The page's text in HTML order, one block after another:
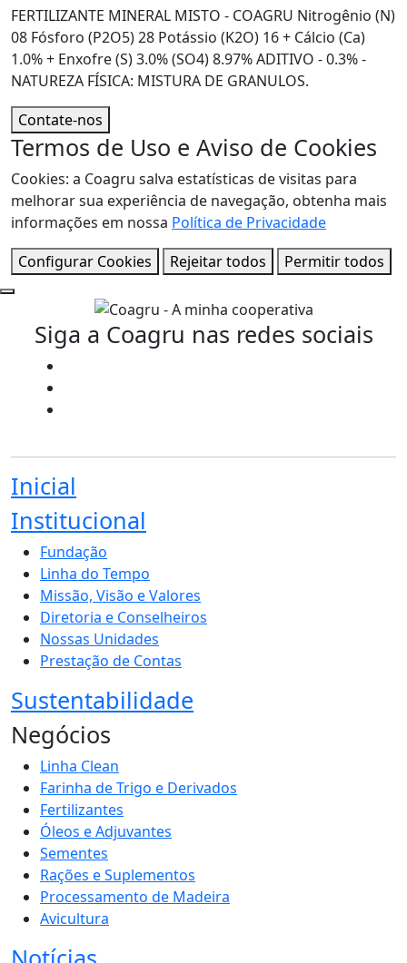
FERTILIZANTE MINERAL MISTO - COAGRU Nitrogênio (N)
08 Fósforo (P2O5) 28 Potássio (K2O) 16 + Cálcio (Ca)
1.0% + Enxofre (S) 3.0% (SO4) 8.97% ADITIVO - 0.3% -
NATUREZA FÍSICA: MISTURA DE GRANULOS.
Contate-nos
Termos de Uso e Aviso de Cookies
Cookies: a Coagru salva estatísticas de visitas para
melhorar sua experiência de navegação, obtenha mais
informações em nossa Política de Privacidade
Configurar Cookies
Rejeitar todos Permitir todos
Siga a Coagru nas redes sociais
Inicial
Institucional
Fundação
Linha do Tempo
Missão, Visão e Valores
Diretoria e Conselheiros
Nossas Unidades
Prestação de Contas
Sustentabilidade
Negócios
Linha Clean
Farinha de Trigo e Derivados
Fertilizantes
Óleos e Adjuvantes
Sementes
Rações e Suplementos
Processamento de Madeira
Avicultura